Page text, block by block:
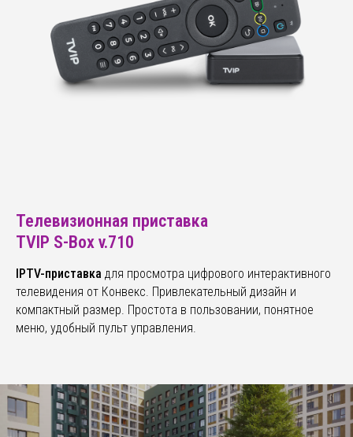
Телевизионная приставка
TVIP S-Box v.710
IPTV-приставка для просмотра цифрового интерактивного
телевидения от Конвекс. Привлекательный дизайн и
компактный размер. Простота в пользовании, понятное
меню, удобный пульт управления.